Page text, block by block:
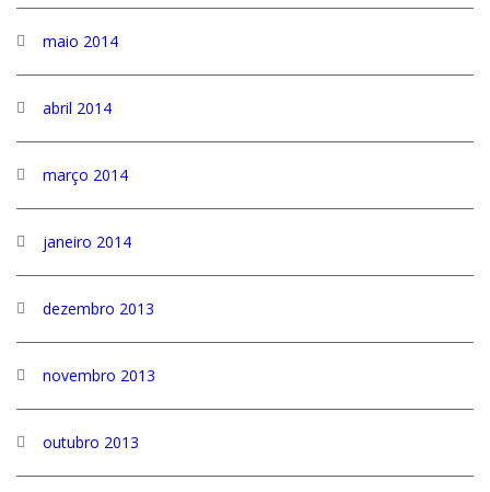
maio 2014
abril 2014
março 2014
janeiro 2014
dezembro 2013
novembro 2013
outubro 2013